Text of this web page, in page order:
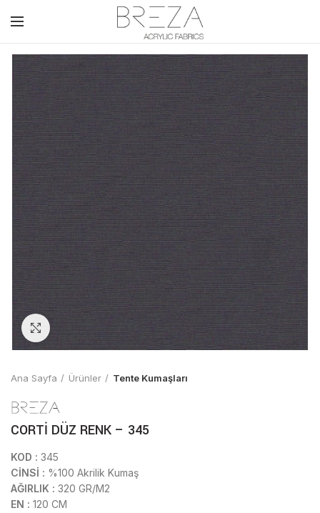
Click to enlarge
Ana Sayfa Ürünler Tente Kumaşları
CORTİ DÜZ RENK – 345
KOD : 345
CİNSİ : %100 Akrilik Kumaş
AĞIRLIK : 320 GR/M2
EN : 120 CM